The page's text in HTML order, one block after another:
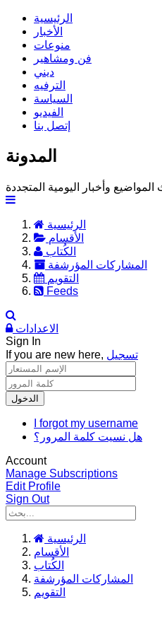
الرئيسية
الأخبار
منوعات
فن ومشاهير
ديني
الترفيه
السياسة
الفيديو
إتصل بنا
المدونة
المواضيع وأخبار اليومية المتجددة
الرئيسية
الأقسام
الكُتاب
المشاركات المؤرشفة
التقويم
Feeds
الاعدادات
Sign In
If you are new here, تسجيل
الدخول
I forgot my username
هل نسيت كلمة المرور؟
Account
Manage Subscriptions
Edit Profile
Sign Out
الرئيسية
الأقسام
الكُتاب
المشاركات المؤرشفة
التقويم